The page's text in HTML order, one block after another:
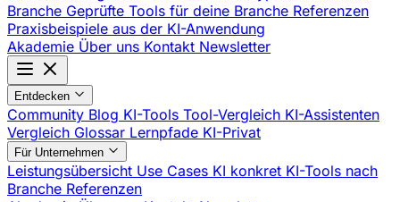
Branche Geprüfte Tools für deine Branche Referenzen
Praxisbeispiele aus der KI-Anwendung
Akademie Über uns Kontakt Newsletter
Entdecken
Community Blog KI-Tools Tool-Vergleich KI-Assistenten
Vergleich Glossar Lernpfade KI-Privat
Für Unternehmen
Leistungsübersicht Use Cases KI konkret KI-Tools nach
Branche Referenzen